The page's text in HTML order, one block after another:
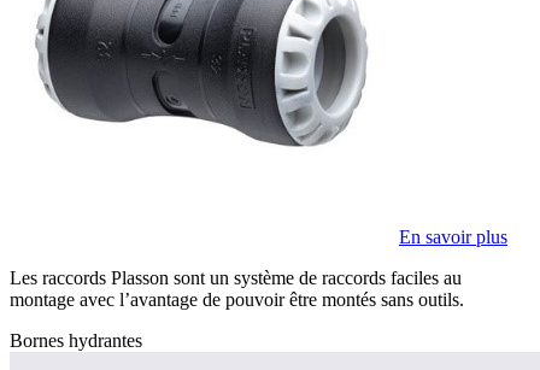
En savoir plus
Les raccords Plasson sont un système de raccords faciles au
montage avec l’avantage de pouvoir être montés sans outils.
Bornes hydrantes